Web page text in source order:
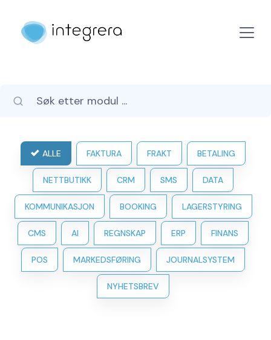
ALLE FAKTURA FRAKT BETALING
NETTBUTIKK CRM SMS DATA
KOMMUNIKASJON BOOKING LAGERSTYRING
CMS AI REGNSKAP ERP FINANS
POS MARKEDSFØRING JOURNALSYSTEM
NYHETSBREV